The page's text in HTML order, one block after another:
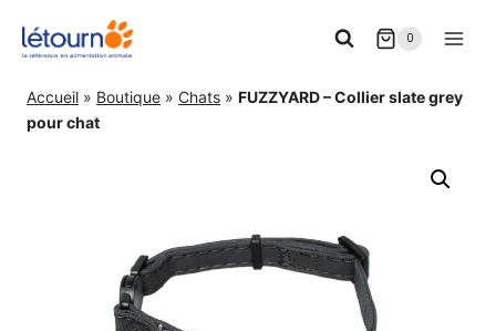
0
Accueil » Boutique » Chats » FUZZYARD – Collier slate grey
pour chat